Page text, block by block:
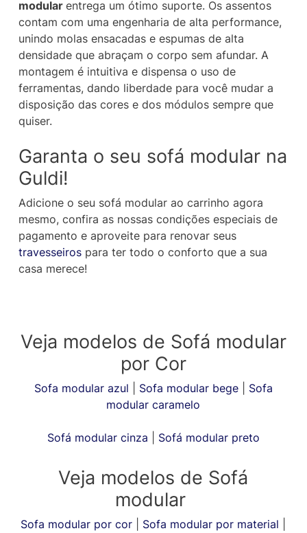
modular entrega um ótimo suporte. Os assentos
contam com uma engenharia de alta performance,
unindo molas ensacadas e espumas de alta
densidade que abraçam o corpo sem afundar. A
montagem é intuitiva e dispensa o uso de
ferramentas, dando liberdade para você mudar a
disposição das cores e dos módulos sempre que
quiser.
Garanta o seu sofá modular na
Guldi!
Adicione o seu sofá modular ao carrinho agora
mesmo, confira as nossas condições especiais de
pagamento e aproveite para renovar seus
travesseirospara ter todo o conforto que a sua
casa merece!
Veja modelos de Sofá modular
por Cor
Sofa modular azul Sofa modular bege|
Sofa
modular caramelo
Sofá modular cinza Sofá modular preto
Veja modelos de Sofá
modular
Sofa modular por cor Sofa modular por material